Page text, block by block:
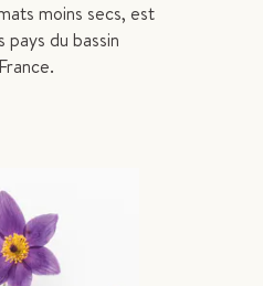
moins secs, est
pays du bassin